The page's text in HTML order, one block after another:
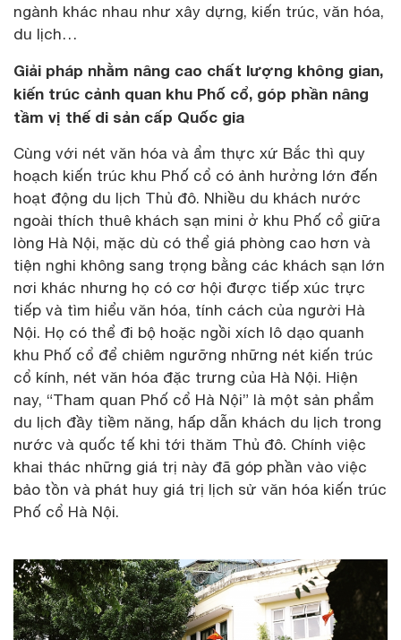
ngành khác nhau như xây dựng, kiến trúc, văn hóa,
du lịch…
Giải pháp nhằm nâng cao chất lượng không gian,
kiến trúc cảnh quan khu Phố cổ, góp phần nâng
tầm vị thế di sản cấp Quốc gia
Cùng với nét văn hóa và ẩm thực xứ Bắc thì quy
hoạch kiến trúc khu Phố cổ có ảnh hưởng lớn đến
hoạt động du lịch Thủ đô. Nhiều du khách nước
ngoài thích thuê khách sạn mini ở khu Phố cổ giữa
lòng Hà Nội, mặc dù có thể giá phòng cao hơn và
tiện nghi không sang trọng bằng các khách sạn lớn
nơi khác nhưng họ có cơ hội được tiếp xúc trực
tiếp và tìm hiểu văn hóa, tính cách của người Hà
Nội. Họ có thể đi bộ hoặc ngồi xích lô dạo quanh
khu Phố cổ để chiêm ngưỡng những nét kiến trúc
cổ kính, nét văn hóa đặc trưng của Hà Nội. Hiện
nay, “Tham quan Phố cổ Hà Nội” là một sản phẩm
du lịch đầy tiềm năng, hấp dẫn khách du lịch trong
nước và quốc tế khi tới thăm Thủ đô. Chính việc
khai thác những giá trị này đã góp phần vào việc
bảo tồn và phát huy giá trị lịch sử văn hóa kiến trúc
Phố cổ Hà Nội.